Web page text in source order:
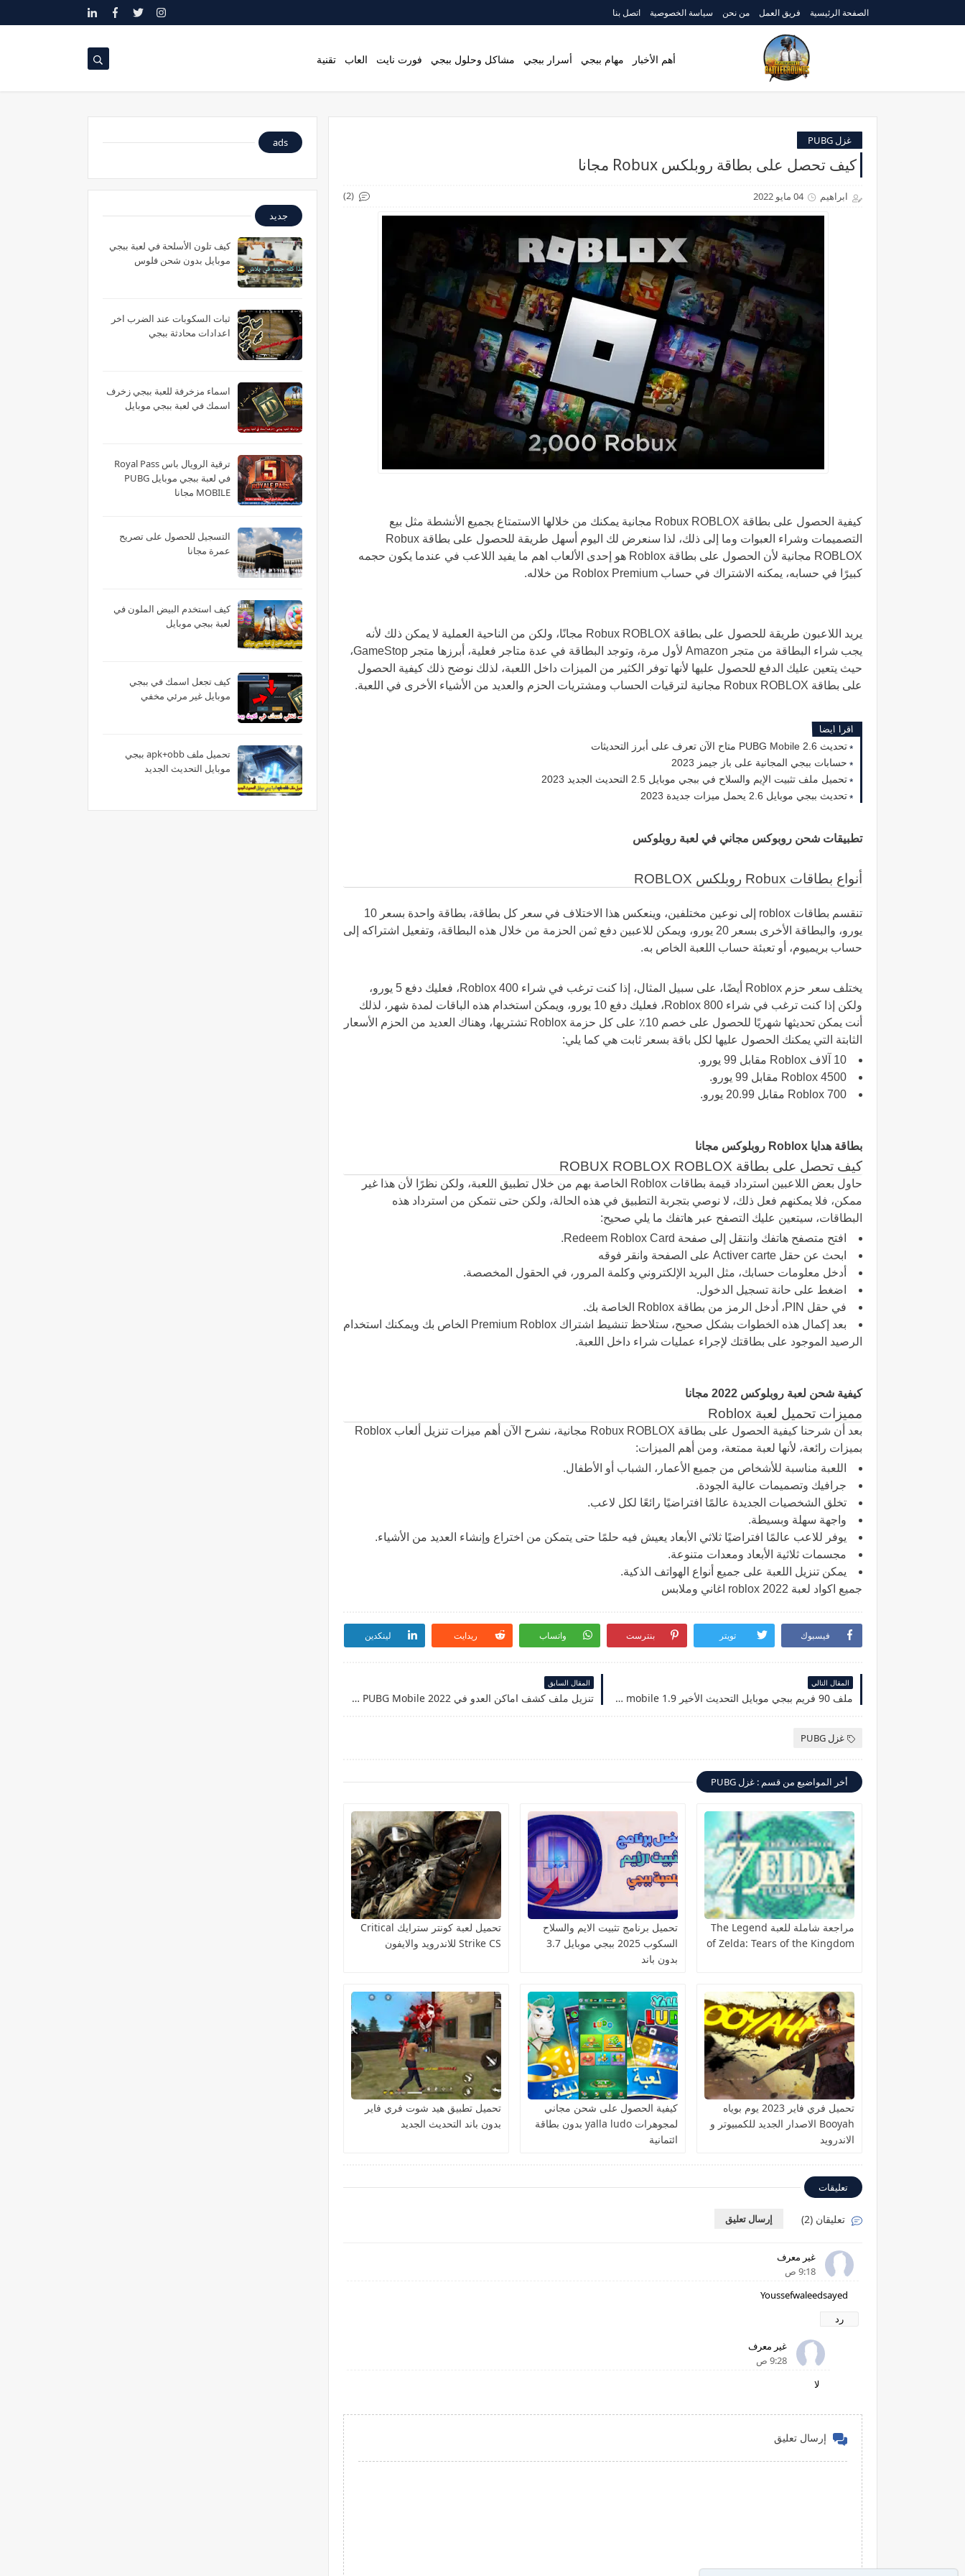
الصفحة الرئيسية فريق العمل من نحن سياسة الخصوصية اتصل بنا
أهم الأخبار مهام ببجي أسرار ببجي مشاكل وحلول ببجي فورت نايت العاب تقنية
غزل PUBG
كيف تحصل على بطاقة روبلكس Robux مجانا
ابراهيم 04 مايو 2022 (2)
كيفية الحصول على بطاقة Robux ROBLOX مجانية يمكنك من خلالها الاستمتاع بجميع الأنشطة مثل بيع
التصميمات وشراء العبوات وما إلى ذلك، لذا سنعرض لك اليوم أسهل طريقة للحصول على بطاقة Robux
ROBLOX مجانية لأن الحصول على بطاقة Roblox هو إحدى الألعاب اهم ما يفيد اللاعب في عندما يكون حجمه
كبيرًا في حسابه، يمكنه الاشتراك في حساب Roblox Premium من خلاله.
يريد اللاعبون طريقة للحصول على بطاقة Robux ROBLOX مجانًا، ولكن من الناحية العملية لا يمكن ذلك لأنه
يجب شراء البطاقة من متجر Amazon لأول مرة، وتوجد البطاقة في عدة متاجر فعلية، أبرزها متجر GameStop،
حيث يتعين عليك الدفع للحصول عليها لأنها توفر الكثير من الميزات داخل اللعبة، لذلك نوضح ذلك كيفية الحصول
على بطاقة Robux ROBLOX مجانية لترقيات الحساب ومشتريات الحزم والعديد من الأشياء الأخرى في اللعبة.
اقرا ايضا
تحديث PUBG Mobile 2.6 متاح الآن تعرف على أبرز التحديثات
حسابات ببجي المجانية على باز جيمز 2023
تحميل ملف تثبيت الإيم والسلاح في ببجي موبايل 2.5 التحديث الجديد 2023
تحديث ببجي موبايل 2.6 يحمل ميزات جديدة 2023
تطبيقات شحن روبوكس مجاني في لعبة روبلوكس
أنواع بطاقات Robux روبلكس ROBLOX
تنقسم بطاقات roblox إلى نوعين مختلفين، وينعكس هذا الاختلاف في سعر كل بطاقة، بطاقة واحدة بسعر 10
يورو، والبطاقة الأخرى بسعر 20 يورو، ويمكن للاعبين دفع ثمن الحزمة من خلال هذه البطاقة، وتفعيل اشتراكه إلى
حساب بريميوم، أو تعبئة حساب اللعبة الخاص به.
يختلف سعر حزم Roblox أيضًا، على سبيل المثال، إذا كنت ترغب في شراء 400 Roblox، فعليك دفع 5 يورو،
ولكن إذا كنت ترغب في شراء 800 Roblox، فعليك دفع 10 يورو، ويمكن استخدام هذه الباقات لمدة شهر، لذلك
أنت يمكن تحديثها شهريًا للحصول على خصم 10٪ على كل حزمة Roblox تشتريها، وهناك العديد من الحزم الأسعار
الثابتة التي يمكنك الحصول عليها لكل باقة بسعر ثابت هي كما يلي:
10 آلاف Roblox مقابل 99 يورو.
4500 Roblox مقابل 99 يورو.
700 Roblox مقابل 20.99 يورو.
بطاقة هدايا Roblox روبلوكس مجانا
كيف تحصل على بطاقة ROBUX ROBLOX ROBLOX
حاول بعض اللاعبين استرداد قيمة بطاقات Roblox الخاصة بهم من خلال تطبيق اللعبة، ولكن نظرًا لأن هذا غير
ممكن، فلا يمكنهم فعل ذلك، لا نوصي بتجربة التطبيق في هذه الحالة، ولكن حتى نتمكن من استرداد هذه
البطاقات، سيتعين عليك التصفح عبر هاتفك ما يلي صحيح:
افتح متصفح هاتفك وانتقل إلى صفحة Redeem Roblox Card.
ابحث عن حقل Activer carte على الصفحة وانقر فوقه
أدخل معلومات حسابك، مثل البريد الإلكتروني وكلمة المرور، في الحقول المخصصة.
اضغط على حانة تسجيل الدخول.
في حقل PIN، أدخل الرمز من بطاقة Roblox الخاصة بك.
بعد إكمال هذه الخطوات بشكل صحيح، ستلاحظ تنشيط اشتراك Premium Roblox الخاص بك ويمكنك استخدام
الرصيد الموجود على بطاقتك لإجراء عمليات شراء داخل اللعبة.
كيفية شحن لعبة روبلوكس 2022 مجانا
مميزات تحميل لعبة Roblox
بعد أن شرحنا كيفية الحصول على بطاقة Robux ROBLOX مجانية، نشرح الآن أهم ميزات تنزيل ألعاب Roblox
بميزات رائعة، لأنها لعبة ممتعة، ومن أهم الميزات:
اللعبة مناسبة للأشخاص من جميع الأعمار، الشباب أو الأطفال.
جرافيك وتصميمات عالية الجودة.
تخلق الشخصيات الجديدة عالمًا افتراضيًا رائعًا لكل لاعب.
واجهة سهلة وبسيطة.
يوفر للاعب عالمًا افتراضيًا ثلاثي الأبعاد يعيش فيه حلمًا حتى يتمكن من اختراع وإنشاء العديد من الأشياء.
مجسمات ثلاثية الأبعاد ومعدات متنوعة.
يمكن تنزيل اللعبة على جميع أنواع الهواتف الذكية.
جميع اكواد لعبة roblox 2022 اغاني وملابس
فيسبوك تويتر بنترست واتساب ريدايت لينكدين
المقال التالي
ملف 90 فريم ببجي موبايل التحديث الأخير 1.9 pubg mobile
المقال السابق
تنزيل ملف كشف اماكن العدو في PUBG Mobile 2022 بدون باند
غزل PUBG
أخر المواضيع من قسم : غزل PUBG
مراجعة شاملة للعبة The Legend
of Zelda: Tears of the Kingdom
تحميل برنامج تثبيت الايم والسلاح
السكوب 2025 ببجي موبايل 3.7
بدون باند
تحميل لعبة كونتر سترايك Critical
Strike CS للاندرويد والايفون
تحميل فري فاير 2023 يوم بوياه
Booyah الاصدار الجديد للكمبيوتر و
الاندرويد
كيفية الحصول على شحن مجاني
لمجوهرات yalla ludo بدون بطاقة
ائتمانية
تحميل تطبيق هيد شوت فري فاير
بدون باند التحديث الجديد
تعليقات
تعليقان (2) إرسال تعليق
غير معرف
9:18 ص
Youssefwaleedsayed
رد
غير معرف
9:28 ص
لا
إرسال تعليق
ads
جديد
كيف تلون الأسلحة في لعبة ببجي
موبايل بدون شحن فلوس
ثبات السكوبات عند الضرب اخر
اعدادات محادثة ببجي
اسماء مزخرفة للعبة ببجي زخرف
اسمك في لعبة ببجي موبايل
ترقية الرويال باس Royal Pass
في لعبة ببجي موبايل PUBG
MOBILE مجانا
التسجيل للحصول على تصريح
عمرة مجانا
كيف استخدم البيض الملون في
لعبة ببجي موبايل
كيف تجعل اسمك في ببجي
موبايل غير مرئي مخفي
تحميل ملف apk+obb ببجي
موبايل التحديث الجديد